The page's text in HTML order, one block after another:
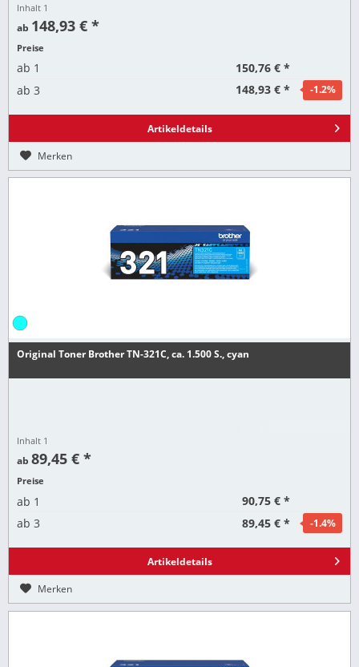
Inhalt 1
ab 148,93 € *
Preise
ab 1
150,76 € *
ab 3 148,93 € * -1.2%
Artikeldetails
Merken
Original Toner Brother TN-321C, ca. 1.500 S., cyan
Inhalt 1
ab89,45 € *
Preise
ab 1
90,75 € *
ab 3 89,45 € * -1.4%
Artikeldetails
Merken